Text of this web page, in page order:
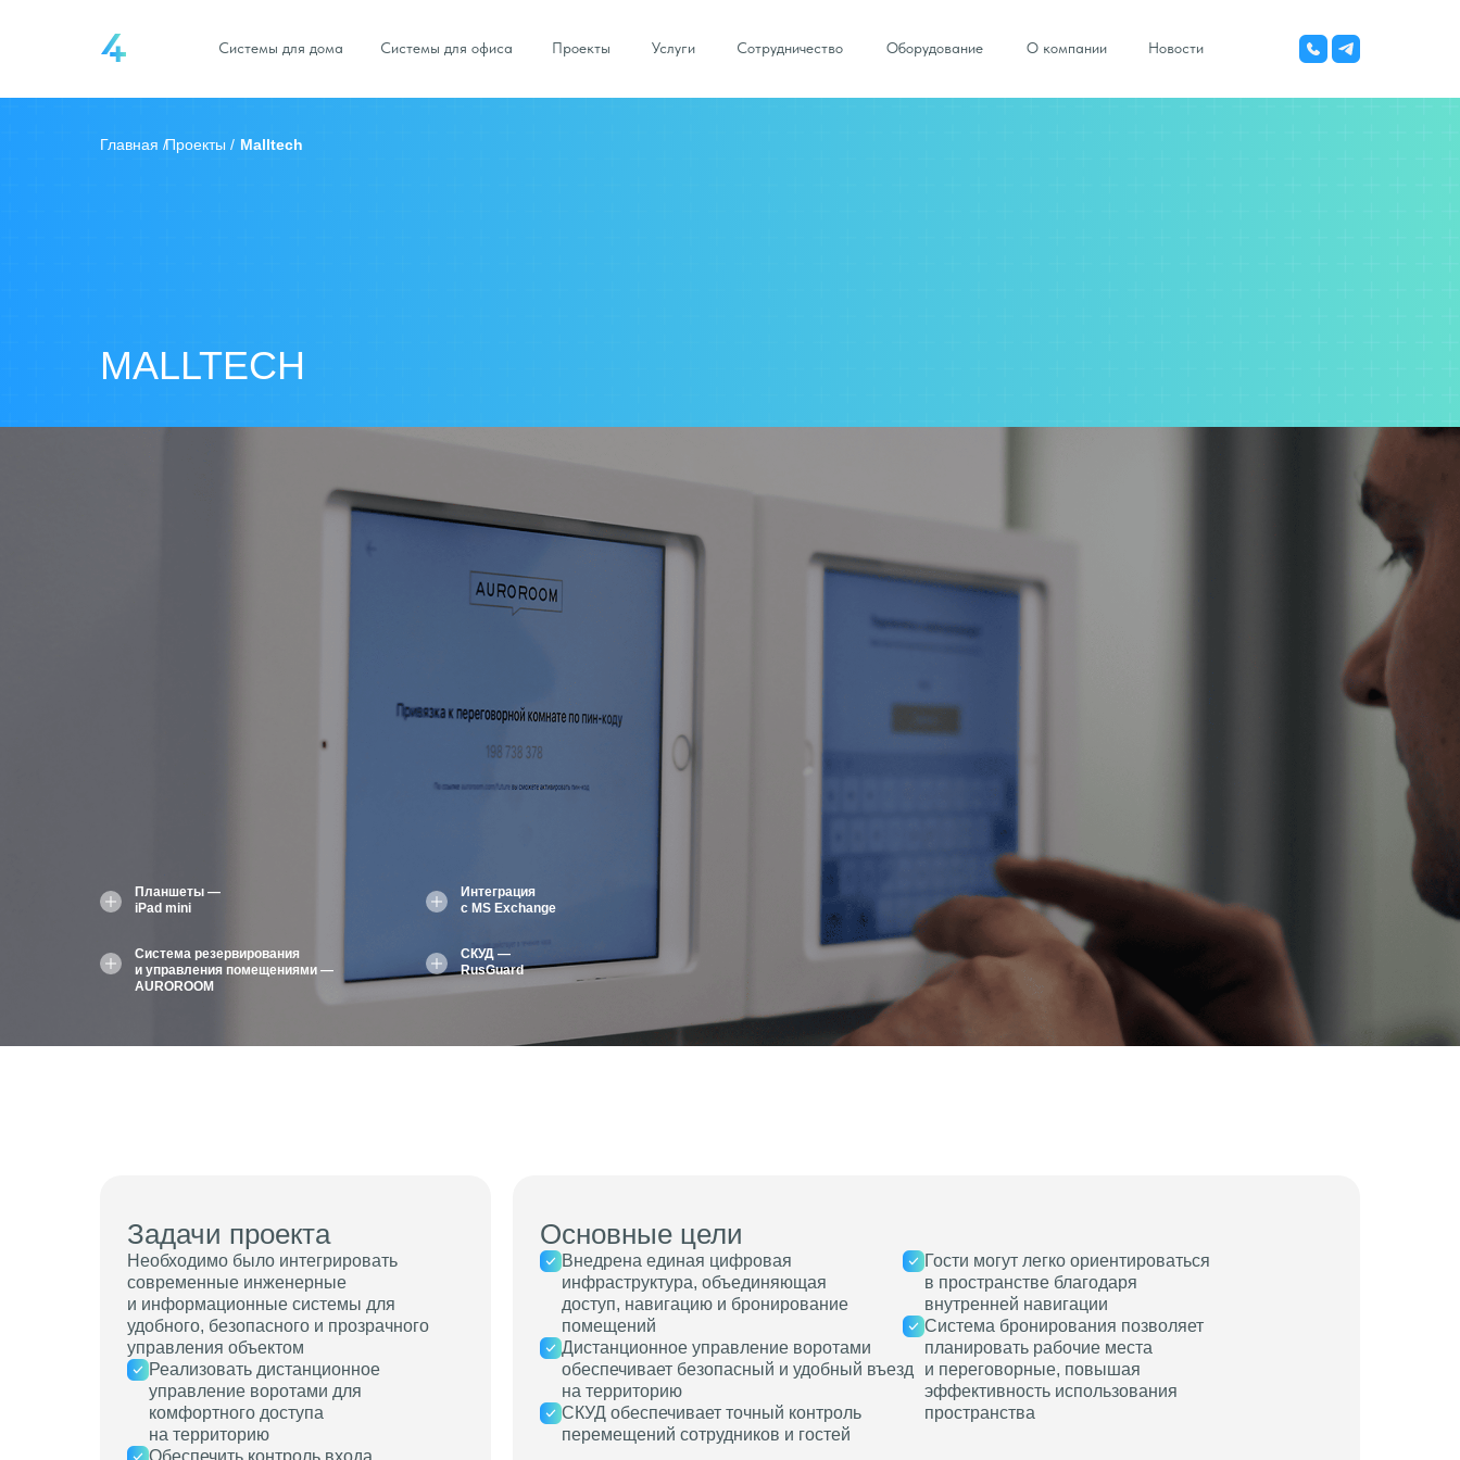
Новости
О компании
Оборудование
Сотрудничество
Услуги
Проекты
Системы для офиса
Системы для дома
Malltech
Проекты /
Главная /
MALLTECH
СКУД —
RusGuard
Интеграция
с MS Exchange
Планшеты —
iPad mini
Система резервирования
и управления помещениями —
AUROROOM
Задачи проекта
Необходимо было интегрировать
современные инженерные
и информационные системы для
удобного, безопасного и прозрачного
управления объектом
Реализовать дистанционное
управление воротами для
комфортного доступа
на территорию
Обеспечить контроль входа
Основные цели
Внедрена единая цифровая
инфраструктура, объединяющая
доступ, навигацию и бронирование
помещений
Дистанционное управление воротами
обеспечивает безопасный и удобный въезд
на территорию
СКУД обеспечивает точный контроль
перемещений сотрудников и гостей
Гости могут легко ориентироваться
в пространстве благодаря
внутренней навигации
Система бронирования позволяет
планировать рабочие места
и переговорные, повышая
эффективность использования
пространства